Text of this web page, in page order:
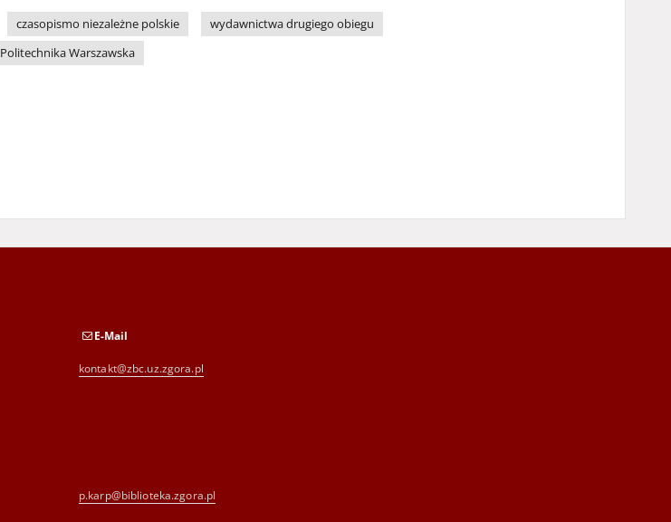
czasopismo niezależne polskie
wydawnictwa drugiego obiegu
Politechnika Warszawska
E-Mail
kontakt@zbc.uz.zgora.pl
p.karp@biblioteka.zgora.pl